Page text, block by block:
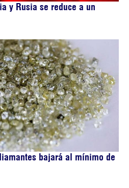
y Rusia se reduce a un
bajará al mínimo de